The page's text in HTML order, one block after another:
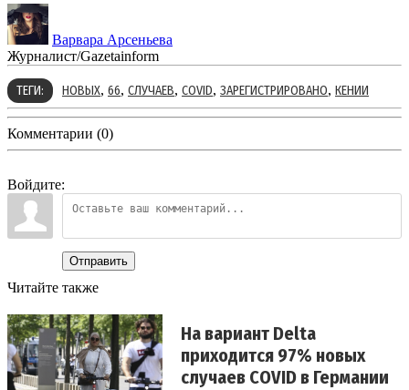
Варвара Арсеньева
Журналист/Gazetainform
ТЕГИ: НОВЫХ, 66, СЛУЧАЕВ, COVID, ЗАРЕГИСТРИРОВАНО, КЕНИИ
Комментарии (0)
Войдите:
Отправить
Читайте также
На вариант Delta
приходится 97% новых
случаев COVID в Германии